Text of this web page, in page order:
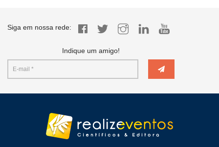
Siga em nossa rede:
Indique um amigo!